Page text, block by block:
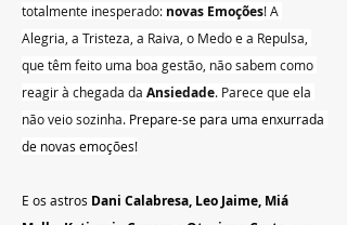
totalmente inesperado: novas Emoções! A
Alegria, a Tristeza, a Raiva, o Medo e a Repulsa,
que têm feito uma boa gestão, não sabem como
reagir à chegada da Ansiedade. Parece que ela
não veio sozinha. Prepare-se para uma enxurrada
de novas emoções!
E os astros Dani Calabresa, Leo Jaime, Miá